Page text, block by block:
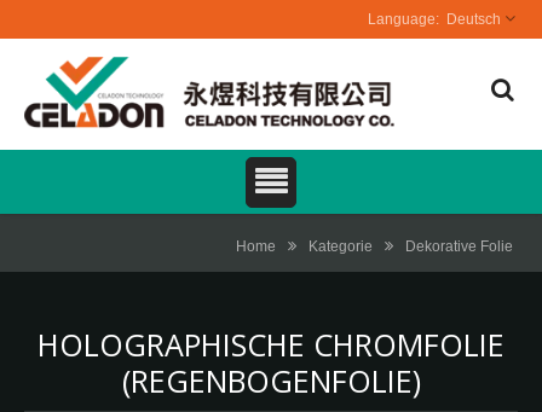
Deutsch
Home Kategorie Dekorative Folie
HOLOGRAPHISCHE CHROMFOLIE
(REGENBOGENFOLIE)